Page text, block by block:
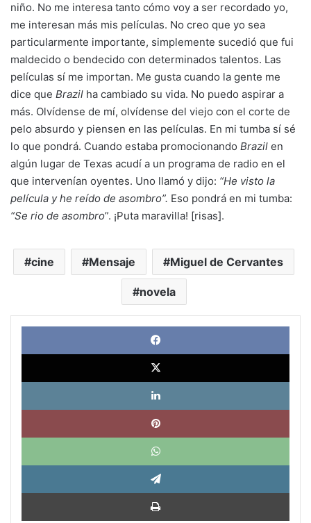
niño. No me interesa tanto cómo voy a ser recordado yo,
me interesan más mis películas. No creo que yo sea
particularmente importante, simplemente sucedió que fui
maldecido o bendecido con determinados talentos. Las
películas sí me importan. Me gusta cuando la gente me
dice que Brazil ha cambiado su vida. No puedo aspirar a
más. Olvídense de mí, olvídense del viejo con el corte de
pelo absurdo y piensen en las películas. En mi tumba sí sé
lo que pondrá. Cuando estaba promocionando Brazil en
algún lugar de Texas acudí a un programa de radio en el
que intervenían oyentes. Uno llamó y dijo: “He visto la
película y he reído de asombro”. Eso pondrá en mi tumba:
“Se rio de asombro”. ¡Puta maravilla! [risas].
cine Mensaje Miguel de Cervantes
novela
X